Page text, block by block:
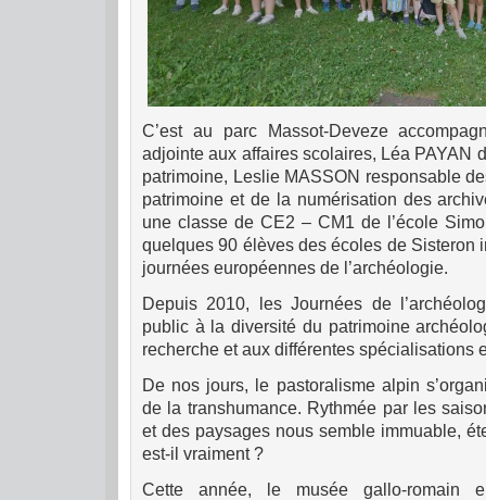
C’est au parc Massot-Deveze
adjointe aux affaires scolaires, Léa PAYAN
patrimoine, Leslie MASSON responsable
patrimoine et de la numérisation des
une classe de CE2 – CM1 de l’école
quelques 90 élèves des écoles de Sisteron
journées européennes de l’archéologie.
Depuis 2010, les Journées de
public à la diversité du patrimoine
recherche et aux différentes spécialisations
De nos jours, le pastoralisme alpin
de la transhumance. Rythmée par les
et des paysages nous semble immuable,
est-il vraiment ?
Cette année, le musée gallo-romain